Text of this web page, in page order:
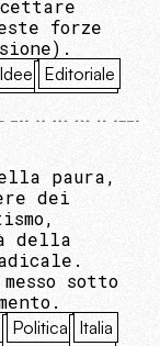
forze
Editoriale
paura,
dei
della
sotto
Politica Italia